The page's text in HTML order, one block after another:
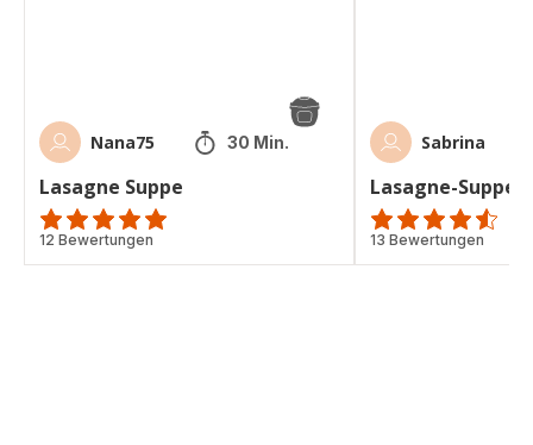
Nana75 30 Min.
Lasagne Suppe
Bewertung
mit
12 Bewertungen
Sabrina
Lasagne-Suppe
ratings.4.5
13 Bewertungen